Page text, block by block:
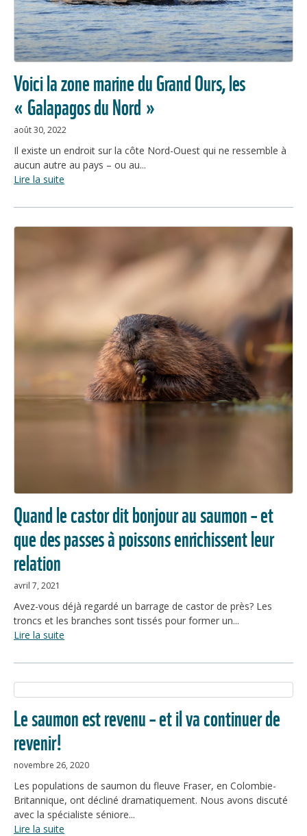
Voici la zone marine du Grand Ours, les
« Galapagos du Nord »
août 30, 2022
Il existe un endroit sur la côte Nord-Ouest qui ne ressemble à
aucun autre au pays – ou au...
Lire la suite
Quand le castor dit bonjour au saumon – et
que des passes à poissons enrichissent leur
relation
avril 7, 2021
Avez-vous déjà regardé un barrage de castor de près? Les
troncs et les branches sont tissés pour former un...
Lire la suite
Le saumon est revenu – et il va continuer de
revenir!
novembre 26, 2020
Les populations de saumon du fleuve Fraser, en Colombie-
Britannique, ont décliné dramatiquement. Nous avons discuté
avec la spécialiste séniore...
Lire la suite